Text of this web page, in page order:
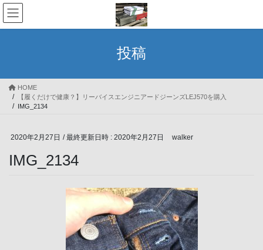
コ
ン
テ
ス
ナ
ビ
ゲ
ン
投稿
HOME
【履くだけで健康？】リーバイスエンジニアードジーンズLEJ570を購入
IMG_2134
2020年2月27日 / 最終更新日時 : 2020年2月27日 walker
IMG_2134